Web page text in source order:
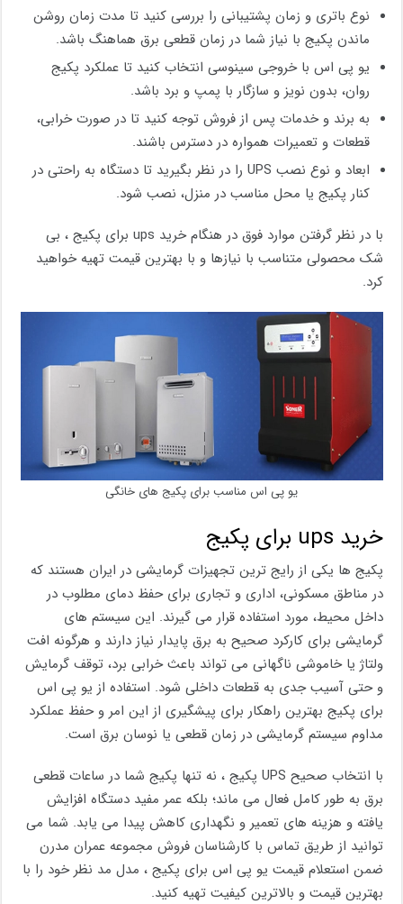
نوع باتری و زمان پشتیبانی را بررسی کنید تا مدت‌ زمان روشن
‌ماندن پکیج با نیاز شما در زمان قطعی برق هماهنگ باشد.
یو پی اس با خروجی سینوسی انتخاب کنید تا عملکرد پکیج
روان، بدون نویز و سازگار با پمپ و برد باشد.
به برند و خدمات پس از فروش توجه کنید تا در صورت خرابی،
قطعات و تعمیرات همواره در دسترس باشند.
ابعاد و نوع نصب UPS را در نظر بگیرید تا دستگاه به ‌راحتی در
کنار پکیج یا محل مناسب در منزل، نصب شود.
با در نظر گرفتن موارد فوق در هنگام خرید ups برای پکیج ، بی
شک محصولی متناسب با نیازها و با بهترین قیمت تهیه خواهید
کرد.
یو پی اس مناسب برای پکیج های خانگی
خرید ups برای پکیج
پکیج ‌ها یکی از رایج ترین تجهیزات گرمایشی در ایران هستند که
در مناطق مسکونی، اداری و تجاری برای حفظ دمای مطلوب در
داخل محیط، مورد استفاده قرار می گیرند. این سیستم های
گرمایشی برای کارکرد صحیح به برق پایدار نیاز دارند و هرگونه افت
ولتاژ یا خاموشی ناگهانی می ‌تواند باعث خرابی برد، توقف گرمایش
و حتی آسیب جدی به قطعات داخلی شود. استفاده از یو پی اس
برای پکیج بهترین راهکار برای پیشگیری از این امر و حفظ عملکرد
مداوم سیستم گرمایشی در زمان قطعی یا نوسان برق است.
با انتخاب صحیح UPS پکیج ، نه ‌تنها پکیج شما در ساعات قطعی
برق به‌ طور کامل فعال می ‌ماند؛ بلکه عمر مفید دستگاه افزایش
یافته و هزینه‌ های تعمیر و نگهداری کاهش پیدا می‌ یابد. شما می
توانید از طریق تماس با کارشناسان فروش مجموعه عمران مدرن
ضمن استعلام قیمت یو پی اس برای پکیج ، مدل مد نظر خود را با
بهترین قیمت و بالاترین کیفیت تهیه کنید.